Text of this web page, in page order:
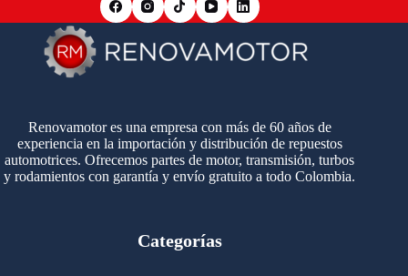
Renovamotor es una empresa con más de 60 años de
experiencia en la importación y distribución de repuestos
automotrices. Ofrecemos partes de motor, transmisión, turbos
y rodamientos con garantía y envío gratuito a todo Colombia.
Categorías